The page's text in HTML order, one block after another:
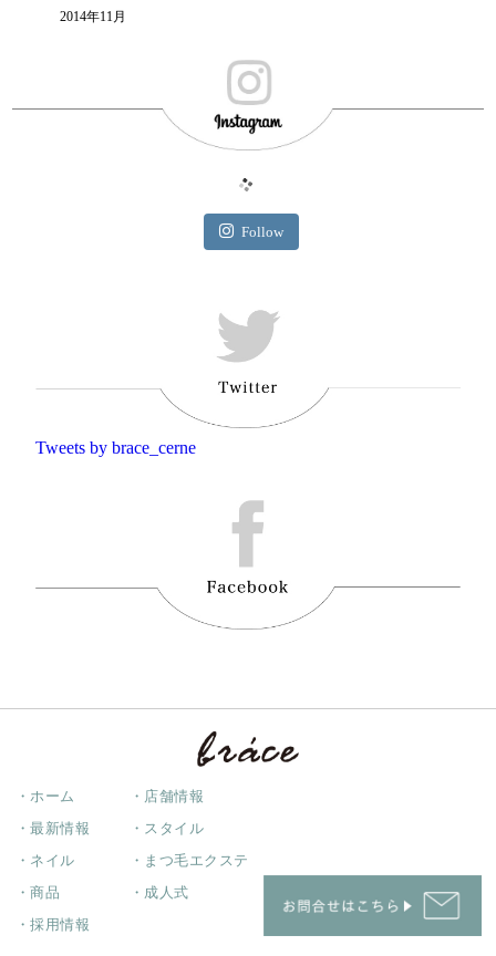
2014年11月
Follow
Tweets by brace_cerne
・ホーム ・店舗情報
・最新情報 ・スタイル
・ネイル ・まつ毛エクステ
・商品 ・成人式
・採用情報